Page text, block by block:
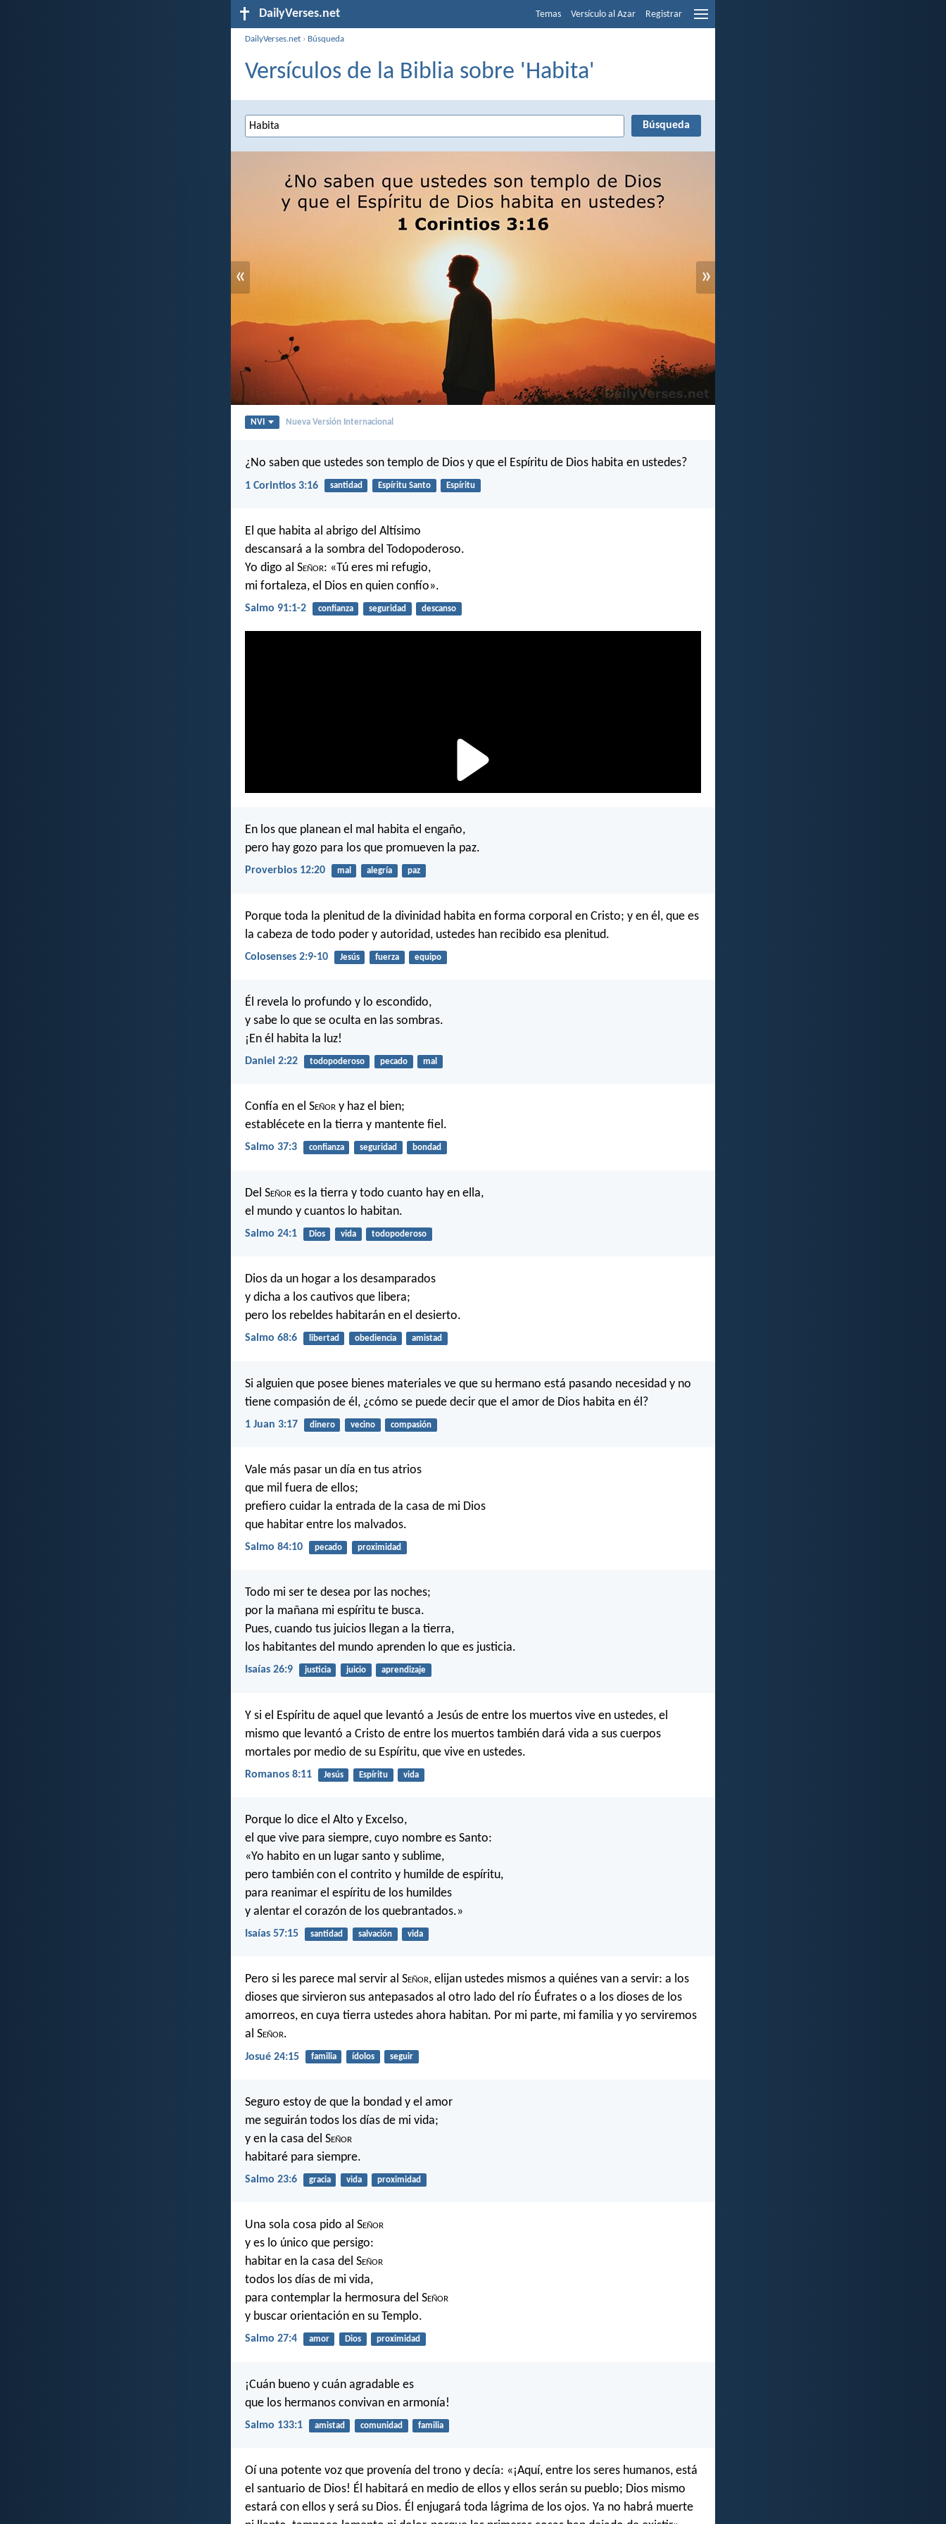
DailyVerses.net Temas Versículo al Azar Registrar
DailyVerses.net › Búsqueda
Versículos de la Biblia sobre 'Habita'
« »
NVI Nueva Versión Internacional
¿No saben que ustedes son templo de Dios y que el Espíritu de Dios habita en ustedes?
1 Corintios 3:16 santidad Espíritu Santo Espíritu
El que habita al abrigo del Altísimo
descansará a la sombra del Todopoderoso.
Yo digo al Señor: «Tú eres mi refugio,
mi fortaleza, el Dios en quien confío».
Salmo 91:1-2 confianza seguridad descanso
En los que planean el mal habita el engaño,
pero hay gozo para los que promueven la paz.
Proverbios 12:20 mal alegría paz
Porque toda la plenitud de la divinidad habita en forma corporal en Cristo; y en él, que es
la cabeza de todo poder y autoridad, ustedes han recibido esa plenitud.
Colosenses 2:9-10 Jesús fuerza equipo
Él revela lo profundo y lo escondido,
y sabe lo que se oculta en las sombras.
¡En él habita la luz!
Daniel 2:22 todopoderoso pecado mal
Confía en el Señor y haz el bien;
establécete en la tierra y mantente fiel.
Salmo 37:3 confianza seguridad bondad
Del Señor es la tierra y todo cuanto hay en ella,
el mundo y cuantos lo habitan.
Salmo 24:1 Dios vida todopoderoso
Dios da un hogar a los desamparados
y dicha a los cautivos que libera;
pero los rebeldes habitarán en el desierto.
Salmo 68:6 libertad obediencia amistad
Si alguien que posee bienes materiales ve que su hermano está pasando necesidad y no
tiene compasión de él, ¿cómo se puede decir que el amor de Dios habita en él?
1 Juan 3:17 dinero vecino compasión
Vale más pasar un día en tus atrios
que mil fuera de ellos;
prefiero cuidar la entrada de la casa de mi Dios
que habitar entre los malvados.
Salmo 84:10 pecado proximidad
Todo mi ser te desea por las noches;
por la mañana mi espíritu te busca.
Pues, cuando tus juicios llegan a la tierra,
los habitantes del mundo aprenden lo que es justicia.
Isaías 26:9 justicia juicio aprendizaje
Y si el Espíritu de aquel que levantó a Jesús de entre los muertos vive en ustedes, el
mismo que levantó a Cristo de entre los muertos también dará vida a sus cuerpos
mortales por medio de su Espíritu, que vive en ustedes.
Romanos 8:11 Jesús Espíritu vida
Porque lo dice el Alto y Excelso,
el que vive para siempre, cuyo nombre es Santo:
«Yo habito en un lugar santo y sublime,
pero también con el contrito y humilde de espíritu,
para reanimar el espíritu de los humildes
y alentar el corazón de los quebrantados.»
Isaías 57:15 santidad salvación vida
Pero si les parece mal servir al Señor, elijan ustedes mismos a quiénes van a servir: a los
dioses que sirvieron sus antepasados al otro lado del río Éufrates o a los dioses de los
amorreos, en cuya tierra ustedes ahora habitan. Por mi parte, mi familia y yo serviremos
al Señor.
Josué 24:15 familia ídolos seguir
Seguro estoy de que la bondad y el amor
me seguirán todos los días de mi vida;
y en la casa del Señor
habitaré para siempre.
Salmo 23:6 gracia vida proximidad
Una sola cosa pido al Señor
y es lo único que persigo:
habitar en la casa del Señor
todos los días de mi vida,
para contemplar la hermosura del Señor
y buscar orientación en su Templo.
Salmo 27:4 amor Dios proximidad
¡Cuán bueno y cuán agradable es
que los hermanos convivan en armonía!
Salmo 133:1 amistad comunidad familia
Oí una potente voz que provenía del trono y decía: «¡Aquí, entre los seres humanos, está
el santuario de Dios! Él habitará en medio de ellos y ellos serán su pueblo; Dios mismo
estará con ellos y será su Dios. Él enjugará toda lágrima de los ojos. Ya no habrá muerte